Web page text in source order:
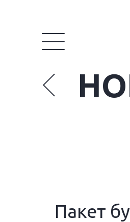
Пакет